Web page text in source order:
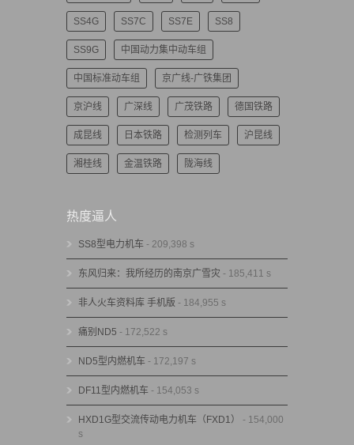
SS4G SS7C SS7E SS8
SS9G 中国动力集中动车组
中国标准动车组 京广线-广铁集团
京沪线 广深线 广茂铁路 德国铁路
成昆线 日本铁路 检测列车 沪昆线
湘桂线 金温铁路 陇海线
热度逼人
SS8型电力机车 - 209,398 s
东风归来：我所经历的南京广雪灾 - 185,411 s
非人火车资料库 手机版 - 184,955 s
痛别ND5 - 172,522 s
ND5型内燃机车 - 172,197 s
DF11型内燃机车 - 154,053 s
HXD1G型交流传动电力机车（FXD1）
- 154,000
s